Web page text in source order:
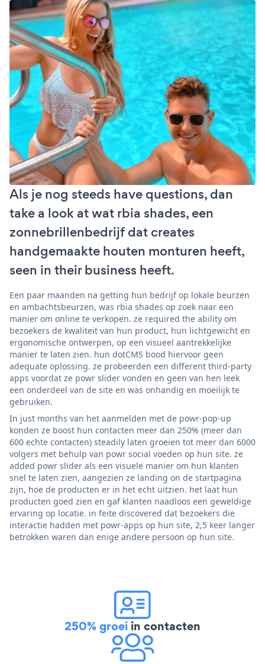
Als je nog steeds have questions, dan
take a look at wat rbia shades, een
zonnebrillenbedrijf dat creates
handgemaakte houten monturen heeft,
seen in their business heeft.
Een paar maanden na getting hun bedrijf op lokale beurzen
en ambachtsbeurzen, was rbia shades op zoek naar een
manier om online te verkopen. ze required the ability om
bezoekers de kwaliteit van hun product, hun lichtgewicht en
ergonomische ontwerpen, op een visueel aantrekkelijke
manier te laten zien. hun dotCMS bood hiervoor geen
adequate oplossing. ze probeerden een different third-party
apps voordat ze powr slider vonden en geen van hen leek
een onderdeel van de site en was onhandig en moeilijk te
gebruiken.
In just months van het aanmelden met de powr-pop-up
konden ze boost hun contacten meer dan 250% (meer dan
600 echte contacten) steadily laten groeien tot meer dan 6000
volgers met behulp van powr social voeden op hun site. ze
added powr slider als een visuele manier om hun klanten
snel te laten zien, aangezien ze landing on de startpagina
zijn, hoe de producten er in het echt uitzien. het laat hun
producten goed zien en gaf klanten naadloos een geweldige
ervaring op locatie. in feite discovered dat bezoekers die
interactie hadden met powr-apps op hun site, 2,5 keer langer
betrokken waren dan enige andere persoon op hun site.
250% groei in contacten